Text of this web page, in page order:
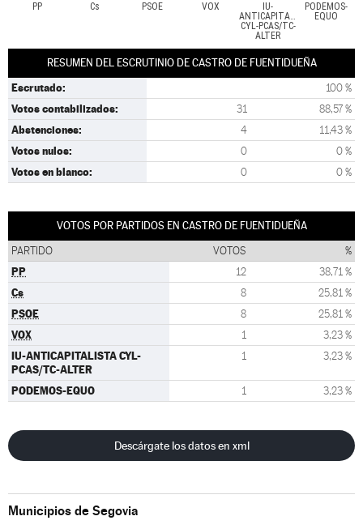
PP Cs PSOE VOX
IU-
ANTICAPITALISTA
CYL-PCAS/TC-
ALTER
PODEMOS-
EQUO
RESUMEN DEL ESCRUTINIO DE CASTRO DE FUENTIDUEÑA
Escrutado: 100 %
Votos contabilizados: 31 88,57 %
Abstenciones: 4 11,43 %
Votos nulos: 0 0 %
Votos en blanco: 0 0 %
VOTOS POR PARTIDOS EN CASTRO DE FUENTIDUEÑA
PARTIDO VOTOS %
PP 12 38,71 %
Cs 8 25,81 %
PSOE 8 25,81 %
VOX 1 3,23 %
IU-ANTICAPITALISTA CYL-
PCAS/TC-ALTER
1 3,23 %
PODEMOS-EQUO 1 3,23 %
Descárgate los datos en xml
Municipios de Segovia